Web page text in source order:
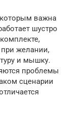
важна
шустро
при желании,
и мышку.
проблемы
сценарии